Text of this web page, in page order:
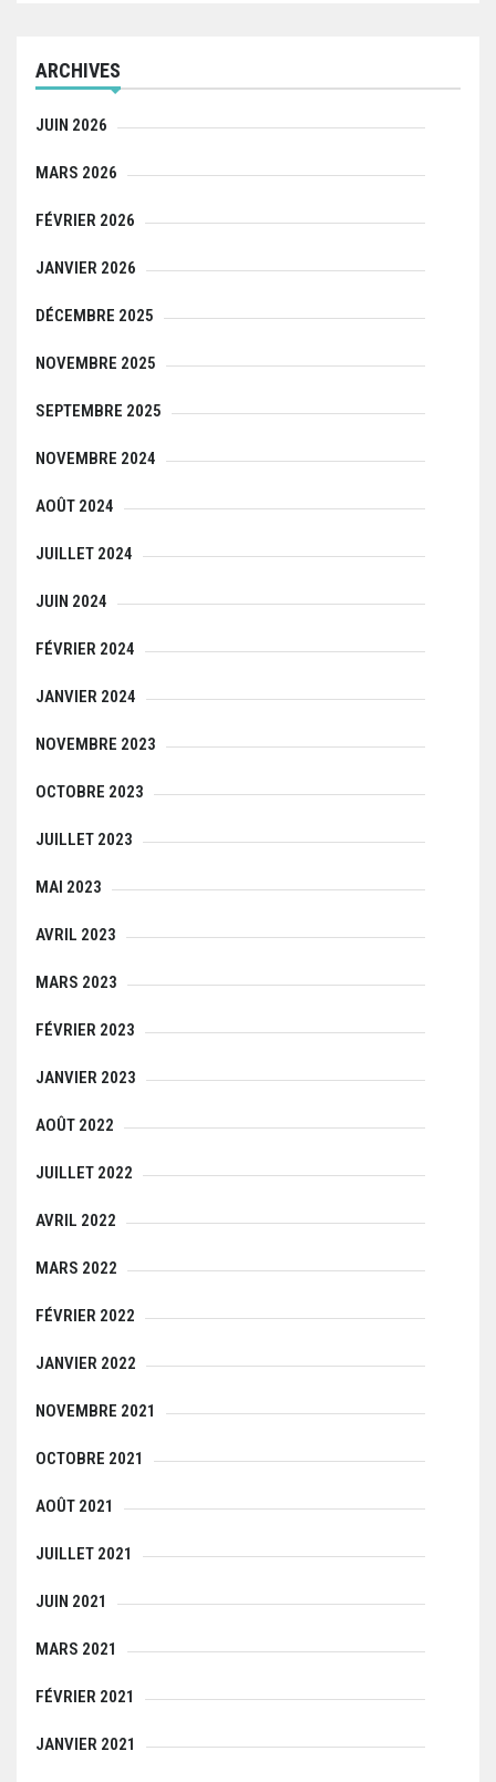
ARCHIVES
JUIN 2026
MARS 2026
FÉVRIER 2026
JANVIER 2026
DÉCEMBRE 2025
NOVEMBRE 2025
SEPTEMBRE 2025
NOVEMBRE 2024
AOÛT 2024
JUILLET 2024
JUIN 2024
FÉVRIER 2024
JANVIER 2024
NOVEMBRE 2023
OCTOBRE 2023
JUILLET 2023
MAI 2023
AVRIL 2023
MARS 2023
FÉVRIER 2023
JANVIER 2023
AOÛT 2022
JUILLET 2022
AVRIL 2022
MARS 2022
FÉVRIER 2022
JANVIER 2022
NOVEMBRE 2021
OCTOBRE 2021
AOÛT 2021
JUILLET 2021
JUIN 2021
MARS 2021
FÉVRIER 2021
JANVIER 2021